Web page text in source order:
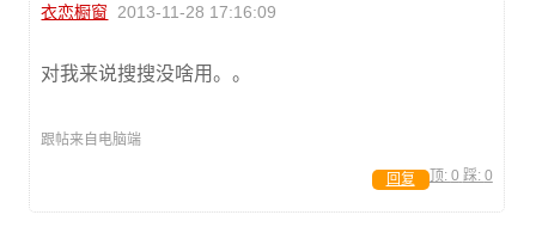
衣恋橱窗 2013-11-28 17:16:09
对我来说搜搜没啥用。。
跟帖来自电脑端
顶: 0 踩: 0
回复